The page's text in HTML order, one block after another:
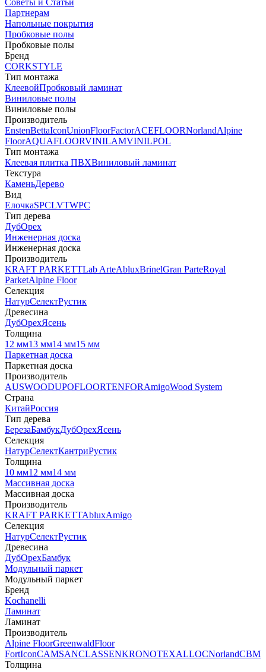
Советы и Статьи
Партнерам
Напольные покрытия
Пробковые полы
Пробковые полы
Бренд
CORKSTYLE
Тип монтажа
КлеевойПробковый ламинат
Виниловые полы
Виниловые полы
Производитель
EnstenBettaIconUnionFloorFactorACEFLOORNorlandAlpine
FloorAQUAFLOORVINILAMVINILPOL
Тип монтажа
Клеевая плитка ПВХВиниловый ламинат
Текстура
КаменьДерево
Вид
ЕлочкаSPCLVTWPC
Тип дерева
ДубОрех
Инженерная доска
Инженерная доска
Производитель
KRAFT PARKETTLab ArteAbluxBrinelGran ParteRoyal
ParketAlpine Floor
Селекция
НатурСелектРустик
Древесина
ДубОрехЯсень
Толщина
12 мм13 мм14 мм15 мм
Паркетная доска
Паркетная доска
Производитель
AUSWOODUPOFLOORTENFORAmigoWood System
Страна
КитайРоссия
Тип дерева
БерезаБамбукДубОрехЯсень
Селекция
НатурСелектКантриРустик
Толщина
10 мм12 мм14 мм
Массивная доска
Массивная доска
Производитель
KRAFT PARKETTAbluxAmigo
Селекция
НатурСелектРустик
Древесина
ДубОрехБамбук
Модульный паркет
Модульный паркет
Бренд
Kochanelli
Ламинат
Ламинат
Производитель
Alpine FloorGreenwaldFloor
FortIconCAMSANCLASSENKRONOTEXALLOCNorlandCBM
Толщина